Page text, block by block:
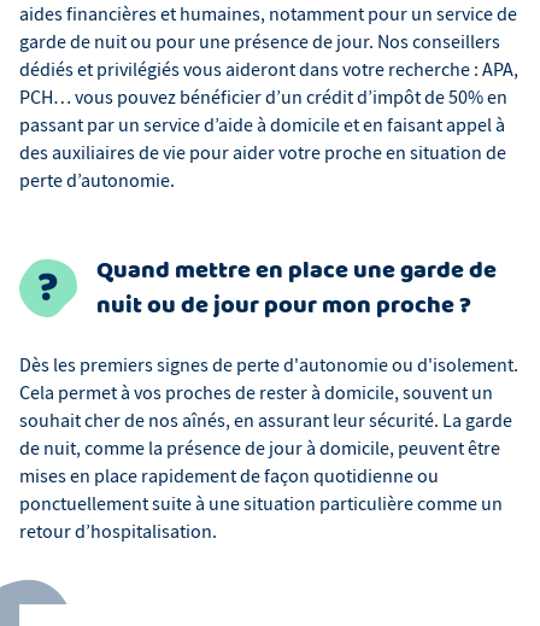
aides financières et humaines, notamment pour un service de
garde de nuit ou pour une présence de jour. Nos conseillers
dédiés et privilégiés vous aideront dans votre recherche : APA,
PCH… vous pouvez bénéficier d’un crédit d’impôt de 50% en
passant par un service d’aide à domicile et en faisant appel à
des auxiliaires de vie pour aider votre proche en situation de
perte d’autonomie.
Quand mettre en place une garde de
nuit ou de jour pour mon proche ?
Dès les premiers signes de perte d'autonomie ou d'isolement.
Cela permet à vos proches de rester à domicile, souvent un
souhait cher de nos aînés, en assurant leur sécurité. La garde
de nuit, comme la présence de jour à domicile, peuvent être
mises en place rapidement de façon quotidienne ou
ponctuellement suite à une situation particulière comme un
retour d’hospitalisation.